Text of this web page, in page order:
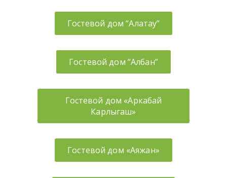
Гостевой дом “Алатау”
Гостевой дом “Албан”
Гостевой дом «Аркабай
Карлыгаш»
Гостевой дом «Аяжан»